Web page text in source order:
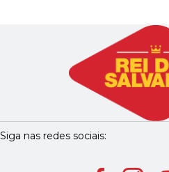
Siga nas redes sociais: